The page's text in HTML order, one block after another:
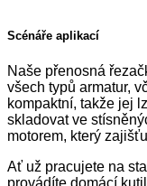
Scénáře aplikací
Naše přenosná
všech typů armatur,
kompaktní, takže jej
skladovat ve
motorem, který
Ať už pracujete na
provádíte domácí